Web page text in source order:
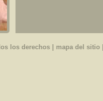
los derechos | mapa del sitio|